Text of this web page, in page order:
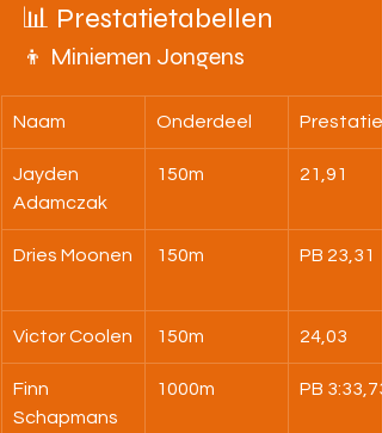
📊 Prestatietabellen
👦 Miniemen Jongens
Naam Onderdeel Prestatie
Jayden
Adamczak
150m 21,91
Dries Moonen 150m PB 23,31
Victor Coolen 150m 24,03
Finn
Schapmans
1000m PB 3:33,73